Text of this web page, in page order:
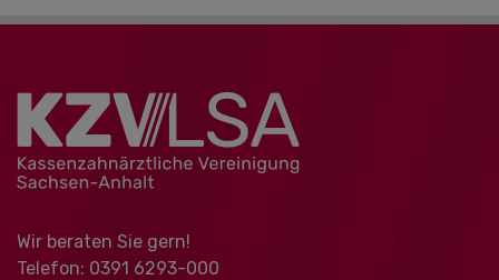
Wir beraten Sie gern!
Telefon: 0391 ‍6293-000